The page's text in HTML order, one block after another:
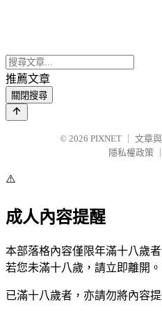
推薦文章
關閉搜尋
© 2026 PIXNET
文章
隱私權政策
⚠️
成人內容提醒
本部落格內容僅限年滿十八歲者
若您未滿十八歲，請立即離開。
已滿十八歲者，亦請勿將內容